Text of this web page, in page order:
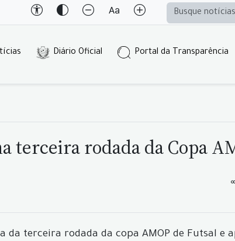
Diário Oficial Portal da Transparência
terceira rodada da Copa
terceira rodada da copa AMOP de Futsal e